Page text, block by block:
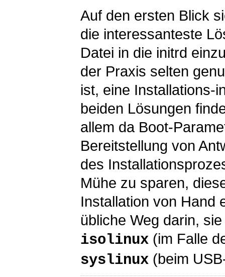
Auf den ersten Blick
die interessanteste
Datei in die initrd
der Praxis selten
ist, eine Installations-
beiden Lösungen
allem da Boot-
Bereitstellung von
des
Mühe zu sparen,
Installation von Hand
übliche Weg darin,
isolinux (im Falle
syslinux (beim